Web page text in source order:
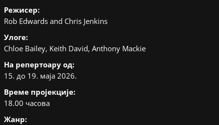
Режисер:
Rob Edwards and Chris Jenkins
Улоге:
Chloe Bailey, Keith David, Anthony Mackie
На репертоару од:
15. до 19. маја 2026.
Време пројекције:
18.00 часова
Жанр: